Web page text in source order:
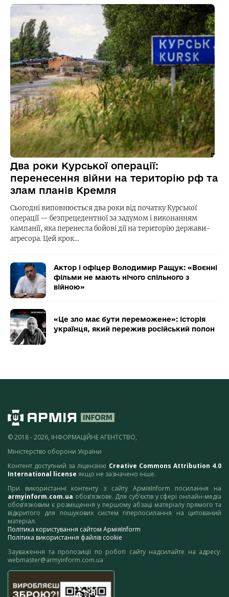
Два роки Курської операції:
перенесення війни на територію рф та
злам планів Кремля
Сьогодні виповнюється два роки від початку Курської
операції — безпрецедентної за задумом і виконанням
кампанії, яка перенесла бойові дії на територію держави-
агресора. Цей крок…
Актор і офіцер Володимир Ращук: «Воєнні
фільми не мають нічого спільного з
війною»
«Це зло має бути переможене»: історія
українця, який пережив російський полон
© 2018 - 2026, ІНФОРМАЦІЙНЕ АГЕНТСТВО,
Міністерство оборони України
Контент доступний за ліцензією Creative Commons Attribution 4.0
International license якщо не зазначено інше.
При використанні контенту з сайту АрміяInform посилання на
armyinform.com.ua обов’язкове. Для суб’єктів у сфері онлайн-медіа
обов’язковим є розміщення у першому абзаці матеріалу прямого та
відкритого для пошукових систем гіперпосилання на цитований
матеріал.
Політика користування сайтом АрміяInform
Політика використання файлів cookie
Зауваження та пропозиції по роботі сайту надсилайте на адресу:
webmaster@armyinform.com.ua